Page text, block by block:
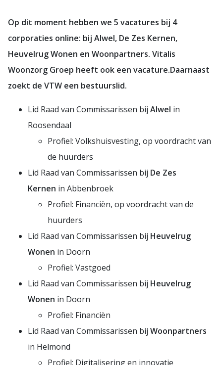
Op dit moment hebben we 5 vacatures bij 4
corporaties online: bij Alwel, De Zes Kernen,
Heuvelrug Wonen en Woonpartners. Vitalis
Woonzorg Groep heeft ook een vacature.Daarnaast
zoekt de VTW een bestuurslid.
Lid Raad van Commissarissen bij Alwel in
Roosendaal
Profiel: Volkshuisvesting, op voordracht van
de huurders
Lid Raad van Commissarissen bij De Zes
Kernen in Abbenbroek
Profiel: Financiën, op voordracht van de
huurders
Lid Raad van Commissarissen bij Heuvelrug
Wonen in Doorn
Profiel: Vastgoed
Lid Raad van Commissarissen bij Heuvelrug
Wonen in Doorn
Profiel: Financiën
Lid Raad van Commissarissen bij Woonpartners
in Helmond
Profiel: Digitalisering en innovatie